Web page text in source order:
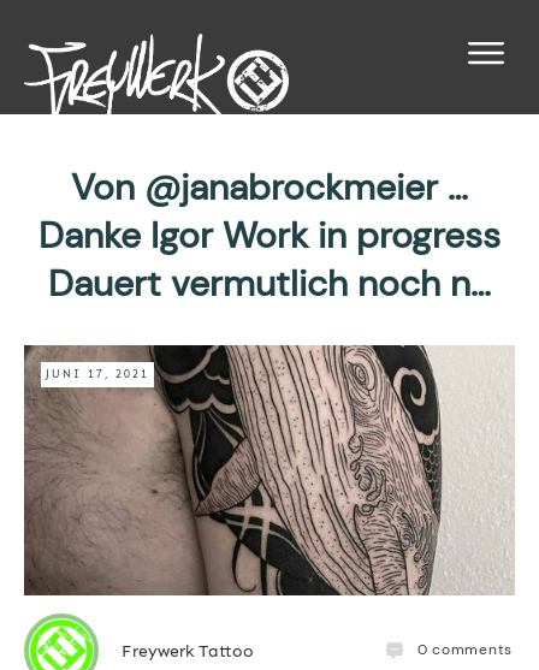
Von @janabrockmeier …
Danke Igor Work in progress
Dauert vermutlich noch n…
JUNI 17, 2021
Freywerk Tattoo 0 comments